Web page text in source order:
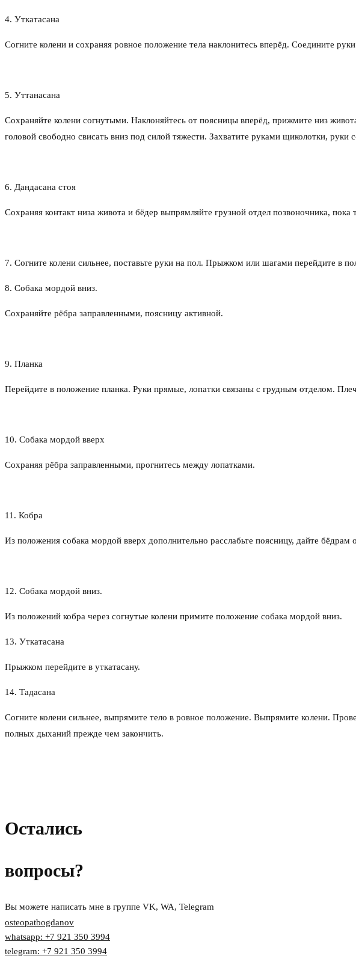
4. Уткатасана
Согните колени и сохраняя ровное положение тела наклонитесь вперёд. Соедините
5. Уттанасана
Сохраняйте колени согнутыми. Наклоняйтесь от поясницы вперёд, прижмите низ
головой свободно свисать вниз под силой тяжести. Захватите руками щиколотки,
6. Дандасана стоя
Сохраняя контакт низа живота и бёдер выпрямляйте грузной отдел позвоночника,
7. Согните колени сильнее, поставьте руки на пол. Прыжком или шагами перейдите в
8. Собака мордой вниз.
Сохраняйте рёбра заправленными, поясницу активной.
9. Планка
Перейдите в положение планка. Руки прямые, лопатки связаны с грудным отделом.
10. Собака мордой вверх
Сохраняя рёбра заправленными, прогнитесь между лопатками.
11. Кобра
Из положения собака мордой вверх дополнительно расслабьте поясницу, дайте
12. Собака мордой вниз.
Из положений кобра через согнутые колени примите положение собака мордой вниз.
13. Уткатасана
Прыжком перейдите в уткатасану.
14. Тадасана
Согните колени сильнее, выпрямите тело в ровное положение. Выпрямите колени.
полных дыханий прежде чем закончить.
Остались
вопросы?
Вы можете написать мне в группе VK, WA, Telegram
osteopatbogdanov
whatsapp: +7 921 350 3994
telegram: +7 921 350 3994